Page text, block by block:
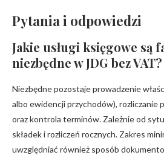
Pytania i odpowiedzi
Jakie usługi księgowe są
niezbędne w JDG bez VAT?
Niezbędne pozostaje prowadzenie
albo ewidencji przychodów), rozliczanie
oraz kontrola terminów. Zależnie od
składek i rozliczeń rocznych. Zakres
uwzględniać również sposób